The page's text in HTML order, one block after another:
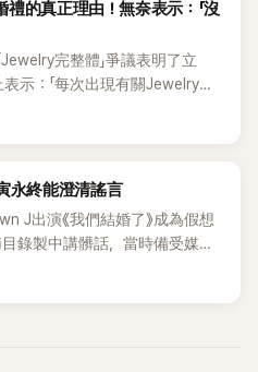
硬來，戒掉麵包跟年糕重新調
談起整形副作用。她坦白說：
事！最後不得不把裡面的東西全
在我的鼻子裡已經什麼都不能
勇敢，敢講真話太誠實了」、「美
多。」她說想以更自然的模樣重
ESTP 和 ISTP 之間。」 同時透
Jewelry 成員保持聯絡，「我
「我想等瘦一點再登場，希望
的真正理由！無奈表示：「沒
完整體」爭議表明了立
示：「每次出現有關Jewelry完
，但是不想一一講述過去的事
話題吧，所以一次也沒有問過
目播出後大家都問『趙敏雅在哪
完整體』、『又沒有趙敏雅聚在
，我母親也因為周圍流傳著這樣
忍受著這些報道已經有8年的時
送了內容為：「如果有需要作為
永終能澄清謠言
J出演《我們結婚了》成為假想
錄製中講髒話，當時備受媒體